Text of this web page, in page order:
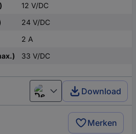
12 V/DC
24 V/DC
2 A
33 V/DC
Deutsch (Deutschland)
Download
Merken